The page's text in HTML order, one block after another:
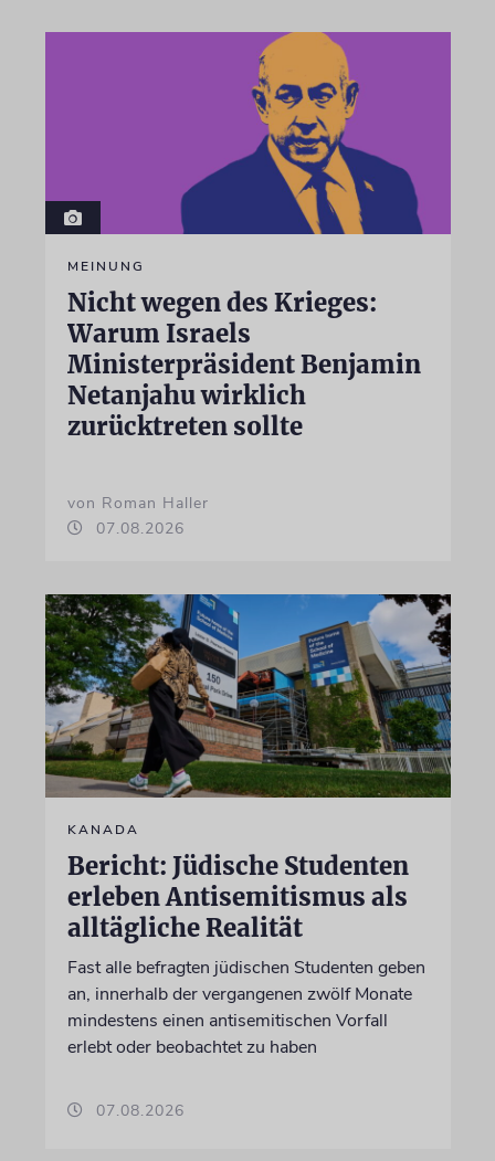
MEINUNG
Nicht wegen des Krieges:
Warum Israels
Ministerpräsident Benjamin
Netanjahu wirklich
zurücktreten sollte
von Roman Haller
07.08.2026
KANADA
Bericht: Jüdische Studenten
erleben Antisemitismus als
alltägliche Realität
Fast alle befragten jüdischen Studenten geben
an, innerhalb der vergangenen zwölf Monate
mindestens einen antisemitischen Vorfall
erlebt oder beobachtet zu haben
07.08.2026